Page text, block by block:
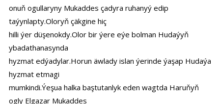
onuň ogullaryny Mukaddes çadyra ruhanyý edip
taýynlapty.Oloryň çäkgine hiç
hilli ýer düşenokdy.Olor bir ýere eýe bolman Hudaýyň
ybadathanasynda
hyzmat edýadylar.Horun äwlady islan ýerinde ýaşap Hudaýa
hyzmat etmagi
mumkindi.Ýeşua halka baştutanlyk eden wagtda Haruňyň
ogly Elgazar Mukaddes